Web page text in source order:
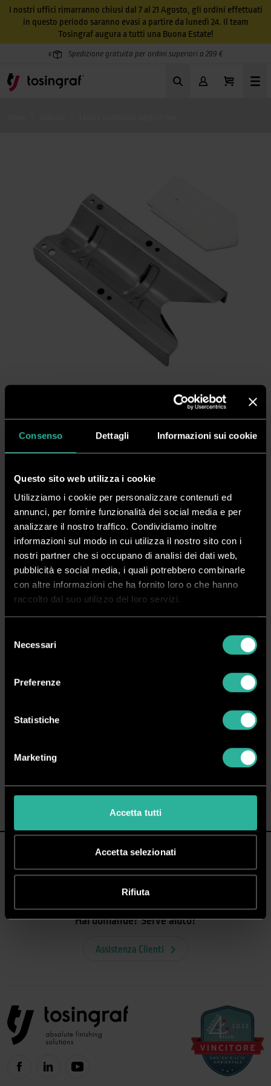
Consenso Dettagli Informazioni sui cookie
Questo sito web utilizza i cookie
Utilizziamo i cookie per personalizzare contenuti ed
annunci, per fornire funzionalità dei social media e per
analizzare il nostro traffico. Condividiamo inoltre
informazioni sul modo in cui utilizza il nostro sito con i
nostri partner che si occupano di analisi dei dati web,
pubblicità e social media, i quali potrebbero combinarle
con altre informazioni che ha fornito loro o che hanno
raccolto dal suo utilizzo dei loro servizi.
delNecessari
Preferenze
Statistiche
Marketing
Accetta tutti
Accetta selezionati
Rifiuta
I nostri uffici rimarranno chiusi dal 7 al 21 Agosto, gli ordini effettuati
in questo periodo saranno evasi a partire da lunedì 24. Il team
Tosingraf augura a tutti una Buona Estate!
Spedizione gratuita per ordini superiori a 299 €
Lama e controlama raggio 13 mm
Scarica PDF Serve Aiuto?
Disponibile
Vedi i prezzi, acquista online e gestisci i tuoi ordini in tutta
semplicità
Spedizione rapida in 24/48 ore dall’ordine
Hai domande? Serve aiuto?
Assistenza Clienti